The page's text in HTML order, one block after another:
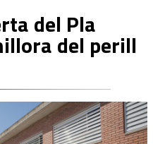
del Pla
del perill